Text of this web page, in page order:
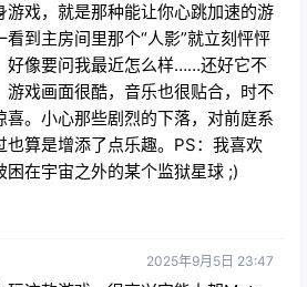
游戏，就是那种能让你心跳加速的游
到主房间里那个“人影”就立刻怦怦
好像要问我最近怎么样……还好它不
游戏画面很酷，音乐也很贴合，时不
喜。小心那些剧烈的下落，对前庭系
也算是增添了点乐趣。PS：我喜欢
困在宇宙之外的某个监狱星球 ;)
2025年9月5日 23:47